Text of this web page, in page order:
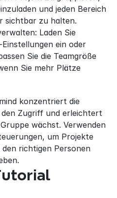
und jeden Bereich
sichtbar zu halten.
Laden Sie
ein oder
Sie die Teamgröße
Sie mehr Plätze
konzentriert die
Zugriff und erleichtert
wächst. Verwenden
um Projekte
richtigen Personen